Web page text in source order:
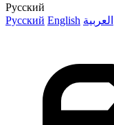
Русский
Русский English العربية